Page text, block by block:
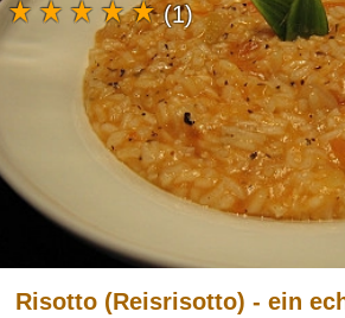
Risotto (Reisrisotto) - ein
(1)